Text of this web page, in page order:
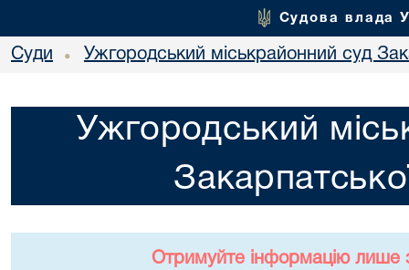
Судова влада
Суди • Ужгородський міськрайонний суд
Ужгородський
Отримуйте інформацію лише